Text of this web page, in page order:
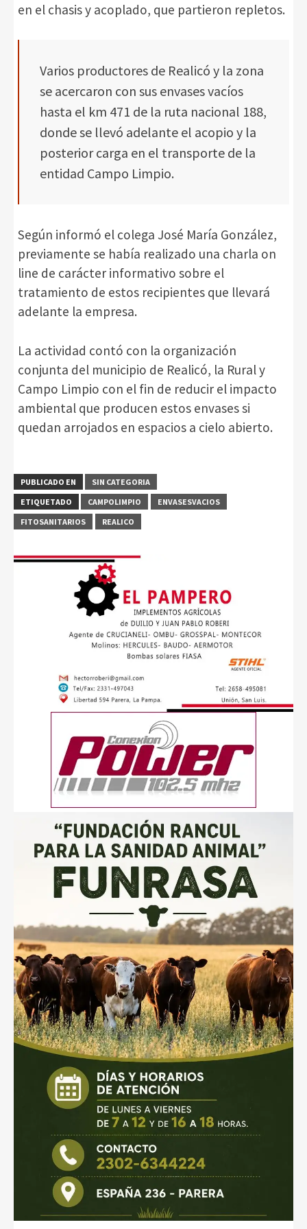
en el chasis y acoplado, que partieron repletos.
Varios productores de Realicó y la zona
se acercaron con sus envases vacíos
hasta el km 471 de la ruta nacional 188,
donde se llevó adelante el acopio y la
posterior carga en el transporte de la
entidad Campo Limpio.
Según informó el colega José María González,
previamente se había realizado una charla on
line de carácter informativo sobre el
tratamiento de estos recipientes que llevará
adelante la empresa.
La actividad contó con la organización
conjunta del municipio de Realicó, la Rural y
Campo Limpio con el fin de reducir el impacto
ambiental que producen estos envases si
quedan arrojados en espacios a cielo abierto.
PUBLICADO EN
SIN CATEGORIA
ETIQUETADO
CAMPOLIMPIO
ENVASESVACIOS
FITOSANITARIOS
REALICO